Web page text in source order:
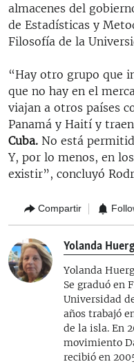
almacenes del
de Estadísticas y
Filosofía de la
“Hay otro grupo que
que no hay en el
viajan a otros países
Panamá y Haití y traen
Cuba. No está
Y, por lo menos, en
existir”, concluyó
Compartir
Yolanda
Yolanda
Se graduó en
Universidad
años trabajó
de la isla. En
movimiento
recibió en